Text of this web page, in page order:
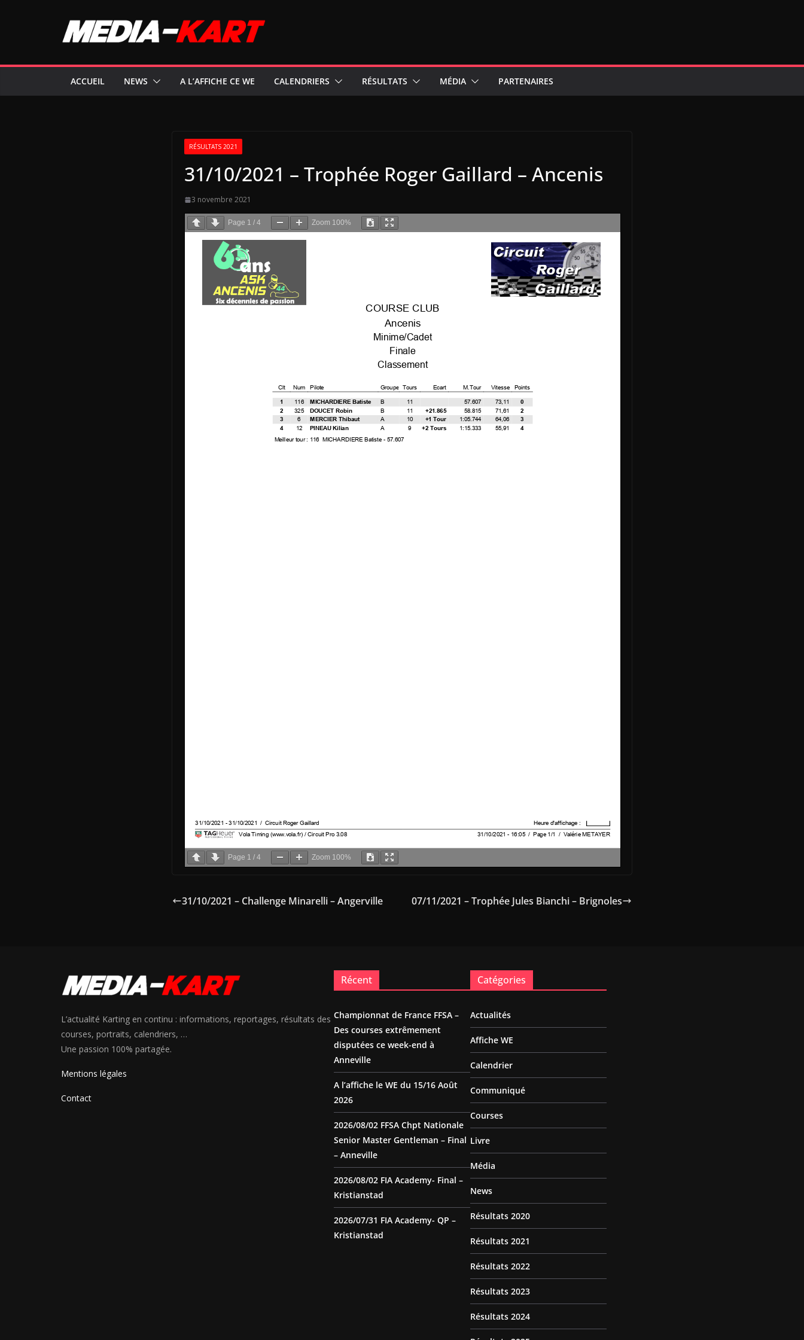
ACCUEIL NEWS A L’AFFICHE CE WE CALENDRIERS RÉSULTATS MÉDIA PARTENAIRES
RÉSULTATS 2021
31/10/2021 – Trophée Roger Gaillard – Ancenis
3 novembre 2021
Page 1 / 4 Zoom 100%
Page 1 / 4 Zoom 100%
31/10/2021 – Challenge Minarelli – Angerville 07/11/2021 – Trophée Jules Bianchi – Brignoles
L’actualité Karting en continu : informations, reportages, résultats des
courses, portraits, calendriers, …
Une passion 100% partagée.
Mentions légales
Contact
Récent
Championnat de France FFSA –
Des courses extrêmement
disputées ce week-end à
Anneville
A l’affiche le WE du 15/16 Août
2026
2026/08/02 FFSA Chpt Nationale
Senior Master Gentleman – Final
– Anneville
2026/08/02 FIA Academy- Final –
Kristianstad
2026/07/31 FIA Academy- QP –
Kristianstad
Catégories
Actualités
Affiche WE
Calendrier
Communiqué
Courses
Livre
Média
News
Résultats 2020
Résultats 2021
Résultats 2022
Résultats 2023
Résultats 2024